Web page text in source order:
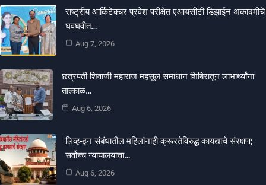
राष्ट्रीय आर्किटेक्चर प्रवेश परीक्षेत एआयसीटी डिझाईन अकादमीचे
घवघवीत…
Aug 7, 2026
छत्रपती शिवाजी महाराज महसूल समाधान शिबिरातून लाभार्थ्यांना
तात्काळ…
Aug 6, 2026
लिव्ह-इन संबंधातील महिलांनाही क्रूरतेविरुद्ध कायद्याचे संरक्षण;
सर्वोच्च न्यायालयाचा…
Aug 6, 2026